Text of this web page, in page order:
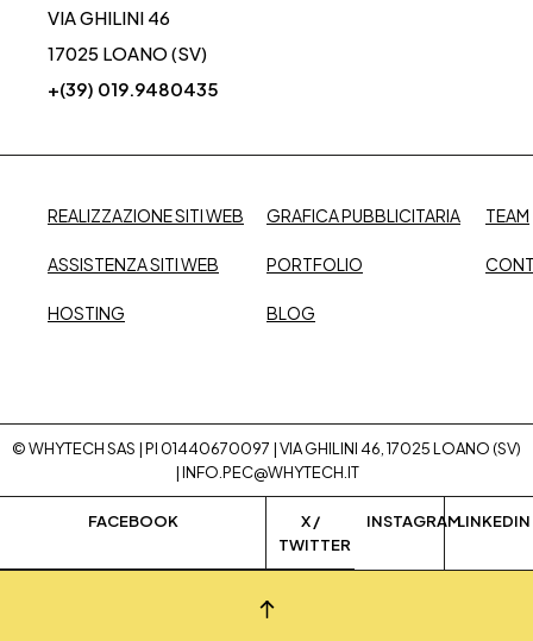
VIA GHILINI 46
17025 LOANO (SV)
+(39) 019.9480435
REALIZZAZIONE SITI WEB
ASSISTENZA SITI WEB
HOSTING
GRAFICA PUBBLICITARIA
PORTFOLIO
BLOG
TEAM
© WHYTECH SAS | PI 01440670097 | VIA GHILINI 46, 17025 LOANO (SV)
|INFO.PEC@WHYTECH.IT
FACEBOOK
X /
TWITTER
INSTAGRAMLINKEDIN